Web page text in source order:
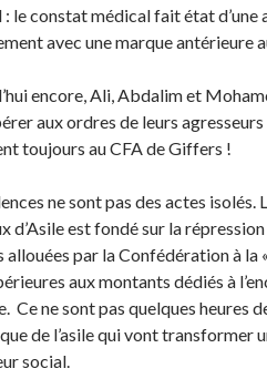
: le constat médical fait état d’une
avec une marque antérieure
encore, Ali, Abdalim et
aux ordres de leurs
toujours au CFA de Giffers !
ne sont pas des actes isolés.
d’Asile est fondé sur la
allouées par la Confédération à la
aux montants dédiés à
Ce ne sont pas quelques heures
de l’asile qui vont transformer
social.